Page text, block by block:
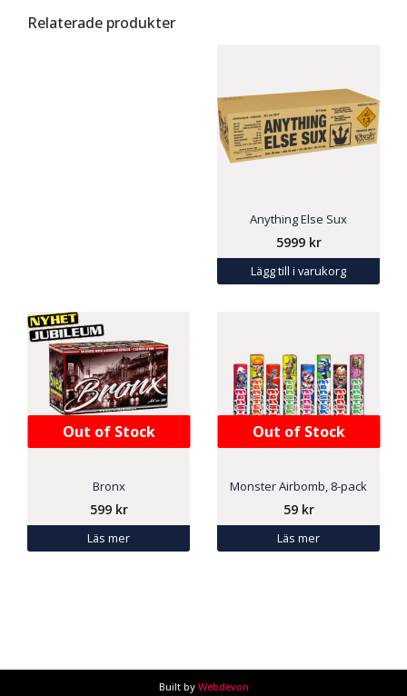
Relaterade produkter
Anything Else Sux
5999 kr
Lägg till i varukorg
Out of Stock
Bronx
599 kr
Läs mer
Out of Stock
Monster Airbomb, 8-pack
59 kr
Läs mer
Built by Webdevon